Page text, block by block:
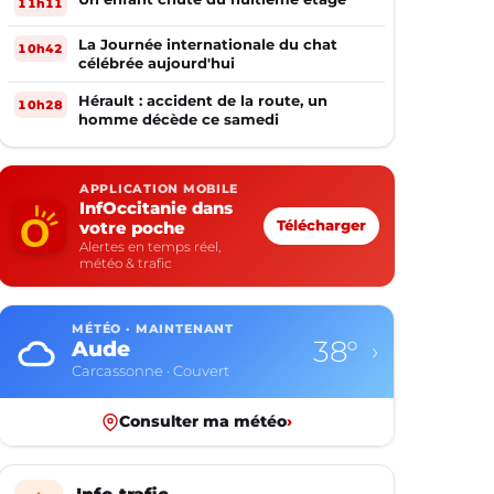
10h42
La Journée internationale du chat
célébrée aujourd'hui
10h28
Hérault : accident de la route, un
homme décède ce samedi
APPLICATION MOBILE
InfOccitanie dans
votre poche
Alertes en temps réel,
météo & trafic
Télécharger
MÉTÉO · MAINTENANT
Aude
Carcassonne · Couvert
38° ›
Consulter ma météo›